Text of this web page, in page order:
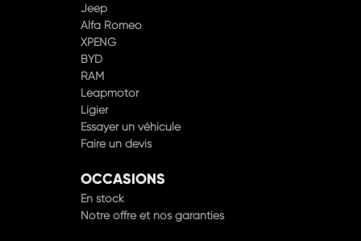
Jeep
Alfa Romeo
XPENG
BYD
RAM
Leapmotor
Ligier
Essayer un véhicule
Faire un devis
OCCASIONS
En stock
Notre offre et nos garanties